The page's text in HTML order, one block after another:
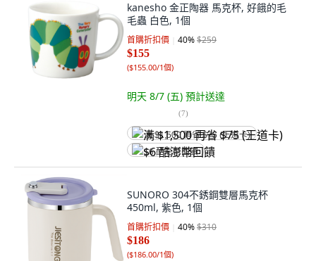
kanesho 金正陶器 馬克杯, 好餓的毛
毛蟲 白色, 1個
首購折扣價 40%$259
$155
($155.00/1個)
明天 8/7 (五) 預計送達
(7)
满 $1,500 再省 $75 (王道卡)
$6 酷澎幣回饋
SUNORO 304不銹鋼雙層馬克杯
450ml, 紫色, 1個
首購折扣價 40%$310
$186
($186.00/1個)